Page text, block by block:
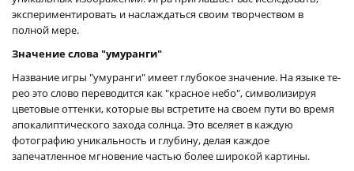
экспериментировать и наслаждаться своим творчеством в
полной мере.
Значение слова "умуранги"
Название игры "умуранги" имеет глубокое значение. На языке те-
рео это слово переводится как "красное небо", символизируя
цветовые оттенки, которые вы встретите на своем пути во время
апокалиптического захода солнца. Это вселяет в каждую
фотографию уникальность и глубину, делая каждое
запечатленное мгновение частью более широкой картины.